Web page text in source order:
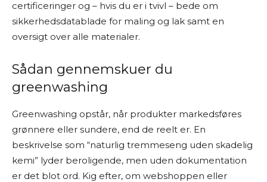
certificeringer og – hvis du er i tvivl – bede om
sikkerhedsdatablade for maling og lak samt en
oversigt over alle materialer.
Sådan gennemskuer du
greenwashing
Greenwashing opstår, når produkter markedsføres
grønnere eller sundere, end de reelt er. En
beskrivelse som “naturlig tremmeseng uden skadelig
kemi” lyder beroligende, men uden dokumentation
er det blot ord. Kig efter, om webshoppen eller